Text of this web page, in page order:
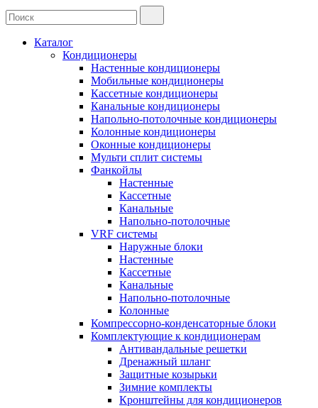
Каталог
Кондиционеры
Настенные кондиционеры
Мобильные кондиционеры
Кассетные кондиционеры
Канальные кондиционеры
Напольно-потолочные кондиционеры
Колонные кондиционеры
Оконные кондиционеры
Мульти сплит системы
Фанкойлы
Настенные
Кассетные
Канальные
Напольно-потолочные
VRF системы
Наружные блоки
Настенные
Кассетные
Канальные
Напольно-потолочные
Колонные
Компрессорно-конденсаторные блоки
Комплектующие к кондиционерам
Антивандальные решетки
Дренажный шланг
Защитные козырьки
Зимние комплекты
Кронштейны для кондиционеров